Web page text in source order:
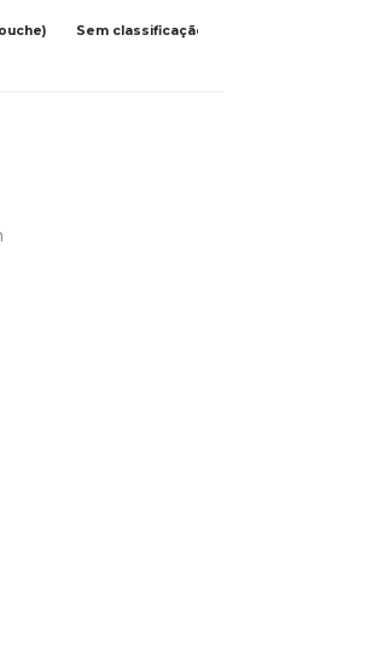
Sem classificação